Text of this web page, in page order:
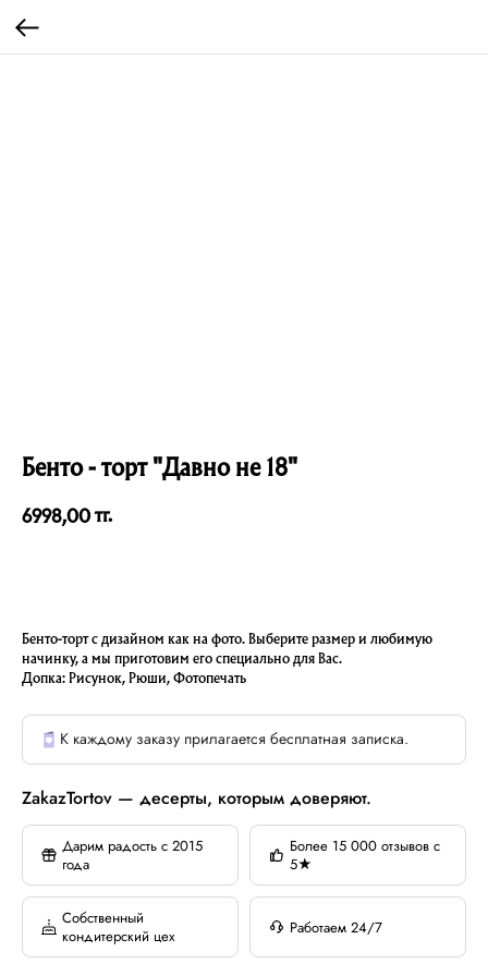
Бенто - торт "Давно не 18"
6998,00тг.
Бенто-торт с дизайном как на фото. Выберите размер и любимую
начинку, а мы приготовим его специально для Вас.
Допка: Рисунок, Рюши, Фотопечать
К каждому заказу прилагается бесплатная записка.
ZakazTortov — десерты, которым доверяют.
Дарим радость с 2015
года
Более 15 000 отзывов с
5★
Собственный
кондитерский цех
Работаем 24/7